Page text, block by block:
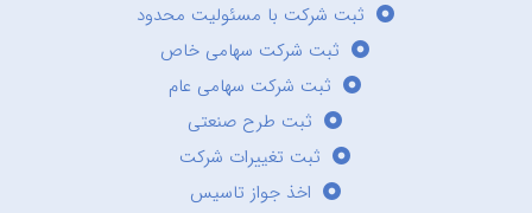
ثبت شرکت با مسئولیت محدود
ثبت شرکت سهامی خاص
ثبت شرکت سهامی عام
ثبت طرح صنعتی
ثبت تغییرات شرکت
اخذ جواز تاسیس